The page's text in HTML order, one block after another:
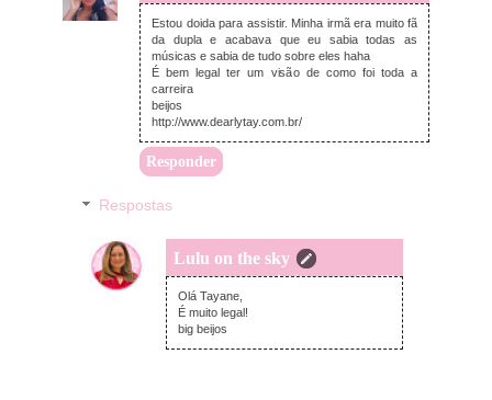
Estou doida para assistir. Minha irmã era muito fã
da dupla e acabava que eu sabia todas as
músicas e sabia de tudo sobre eles haha
É bem legal ter um visão de como foi toda a
carreira
beijos
http://www.dearlytay.com.br/
Responder
Respostas
Lulu on the sky
domingo, agosto 02, 2020
Olá Tayane,
É muito legal!
big beijos